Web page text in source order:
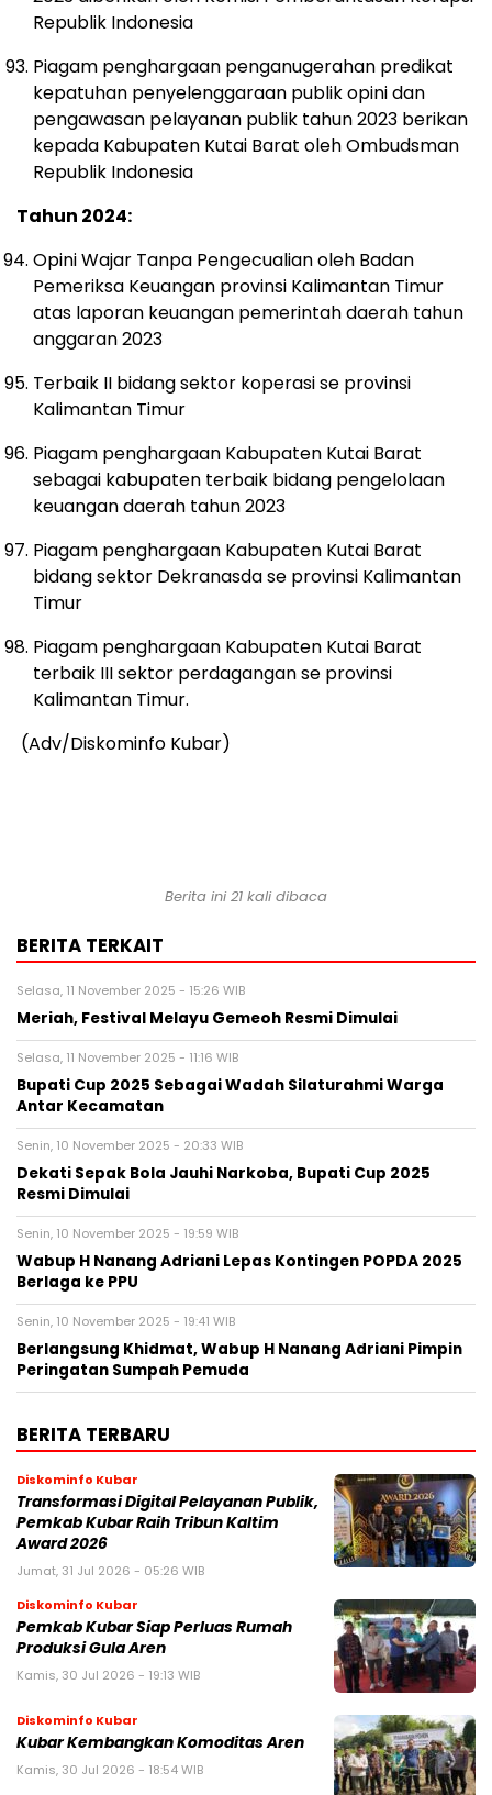
Republik Indonesia
Piagam penghargaan penganugerahan predikat
kepatuhan penyelenggaraan publik opini dan
pengawasan pelayanan publik tahun 2023 berikan
kepada Kabupaten Kutai Barat oleh Ombudsman
Republik Indonesia
Tahun 2024:
Opini Wajar Tanpa Pengecualian oleh Badan
Pemeriksa Keuangan provinsi Kalimantan Timur
atas laporan keuangan pemerintah daerah tahun
anggaran 2023
Terbaik II bidang sektor koperasi se provinsi
Kalimantan Timur
Piagam penghargaan Kabupaten Kutai Barat
sebagai kabupaten terbaik bidang pengelolaan
keuangan daerah tahun 2023
Piagam penghargaan Kabupaten Kutai Barat
bidang sektor Dekranasda se provinsi Kalimantan
Timur
Piagam penghargaan Kabupaten Kutai Barat
terbaik III sektor perdagangan se provinsi
Kalimantan Timur.
(Adv/Diskominfo Kubar)
Berita ini 21 kali dibaca
BERITA TERKAIT
Selasa, 11 November 2025 - 15:26 WIB
Meriah, Festival Melayu Gemeoh Resmi Dimulai
Selasa, 11 November 2025 - 11:16 WIB
Bupati Cup 2025 Sebagai Wadah Silaturahmi Warga
Antar Kecamatan
Senin, 10 November 2025 - 20:33 WIB
Dekati Sepak Bola Jauhi Narkoba, Bupati Cup 2025
Resmi Dimulai
Senin, 10 November 2025 - 19:59 WIB
Wabup H Nanang Adriani Lepas Kontingen POPDA 2025
Berlaga ke PPU
Senin, 10 November 2025 - 19:41 WIB
Berlangsung Khidmat, Wabup H Nanang Adriani Pimpin
Peringatan Sumpah Pemuda
BERITA TERBARU
Diskominfo Kubar
Transformasi Digital Pelayanan Publik,
Pemkab Kubar Raih Tribun Kaltim
Award 2026
Jumat, 31 Jul 2026 - 05:26 WIB
Diskominfo Kubar
Pemkab Kubar Siap Perluas Rumah
Produksi Gula Aren
Kamis, 30 Jul 2026 - 19:13 WIB
Diskominfo Kubar
Kubar Kembangkan Komoditas Aren
Kamis, 30 Jul 2026 - 18:54 WIB